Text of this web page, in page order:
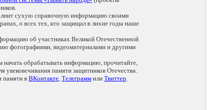
сухую справочную информацию своими
о всех тех, кто защищал в лихие годы наше
об участниках Великой Отечественной
фотографиями, видеоматериалами и другими
начать обрабатывать информацию, прочитайте,
памяти защитников Отечества.
памяти в ВКонтакте, Телеграмм или Твиттер.